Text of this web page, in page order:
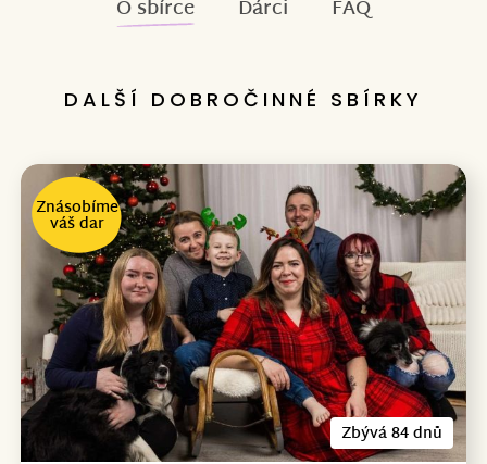
O sbírce Dárci FAQ
DALŠÍ DOBROČINNÉ SBÍRKY
Zbývá 84 dnů
Znásobíme
váš dar